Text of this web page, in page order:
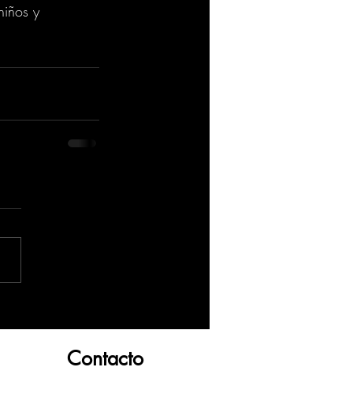
y
Contacto